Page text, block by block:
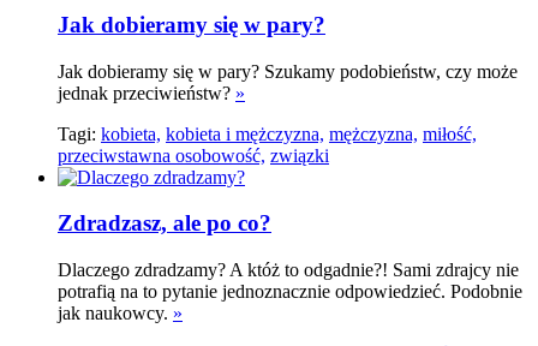
Jak dobieramy się w pary?
Jak dobieramy się w pary? Szukamy podobieństw, czy może
jednak przeciwieństw? »
Tagi: kobieta, kobieta i mężczyzna, mężczyzna, miłość,
przeciwstawna osobowość, związki
Zdradzasz, ale po co?
Dlaczego zdradzamy? A któż to odgadnie?! Sami zdrajcy nie
potrafią na to pytanie jednoznacznie odpowiedzieć. Podobnie
jak naukowcy. »